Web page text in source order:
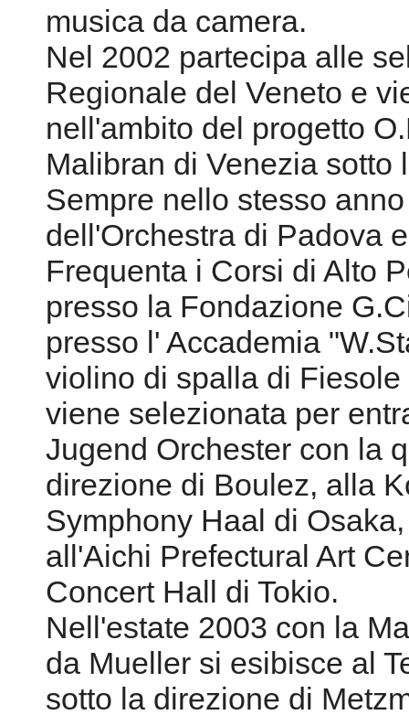
musica da camera.
Nel 2002 partecipa alle
Regionale del Veneto e
nell'ambito del progetto
Malibran di Venezia
Sempre nello stesso
dell'Orchestra di Padova
Frequenta i Corsi di Alto
presso la Fondazione
presso l' Accademia
violino di spalla di
viene selezionata per
Jugend Orchester con la
direzione di Boulez, alla
Symphony Haal di
all'Aichi Prefectural Art
Concert Hall di Tokio.
Nell'estate 2003 con la
da Mueller si esibisce al
sotto la direzione di